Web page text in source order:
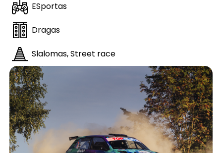
ESportas
Dragas
Slalomas, Street race